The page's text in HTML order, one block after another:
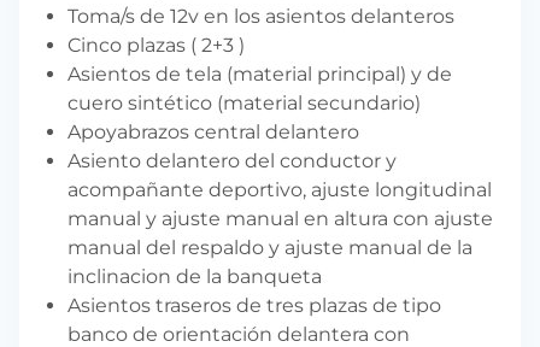
Toma/s de 12v en los asientos delanteros
Cinco plazas ( 2+3 )
Asientos de tela (material principal) y de
cuero sintético (material secundario)
Apoyabrazos central delantero
Asiento delantero del conductor y
acompañante deportivo, ajuste longitudinal
manual y ajuste manual en altura con ajuste
manual del respaldo y ajuste manual de la
inclinacion de la banqueta
Asientos traseros de tres plazas de tipo
banco de orientación delantera con